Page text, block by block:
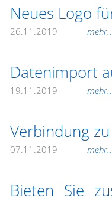
Neues Logo
26.11.2019
Datenimport
19.11.2019
Verbindung
07.11.2019
Bieten Sie